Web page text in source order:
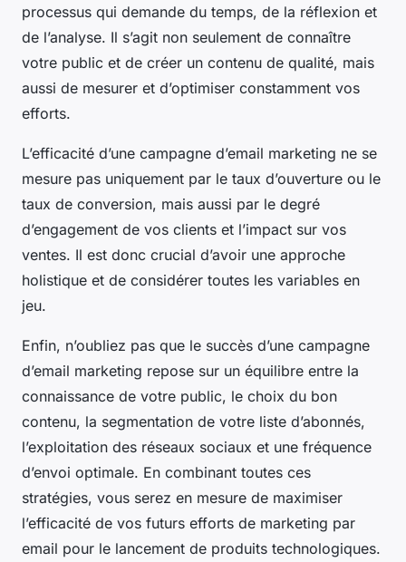
processus qui demande du temps, de la réflexion et
de l’analyse. Il s’agit non seulement de connaître
votre public et de créer un contenu de qualité, mais
aussi de mesurer et d’optimiser constamment vos
efforts.
L’efficacité d’une campagne d’email marketing ne se
mesure pas uniquement par le taux d’ouverture ou le
taux de conversion, mais aussi par le degré
d’engagement de vos clients et l’impact sur vos
ventes. Il est donc crucial d’avoir une approche
holistique et de considérer toutes les variables en
jeu.
Enfin, n’oubliez pas que le succès d’une campagne
d’email marketing repose sur un équilibre entre la
connaissance de votre public, le choix du bon
contenu, la segmentation de votre liste d’abonnés,
l’exploitation des réseaux sociaux et une fréquence
d’envoi optimale. En combinant toutes ces
stratégies, vous serez en mesure de maximiser
l’efficacité de vos futurs efforts de marketing par
email pour le lancement de produits technologiques.